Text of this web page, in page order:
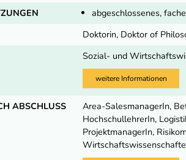
abgeschlossenes,
Doktorin, Doktor of
Sozial- und
weitere Informationen
ABSCHLUSS
Area-SalesmanagerIn,
HochschullehrerIn,
ProjektmanagerIn,